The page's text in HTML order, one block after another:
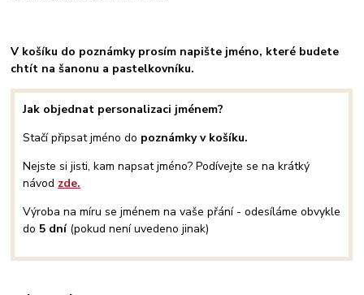
V košíku do poznámky prosím napište jméno, které budete
chtít na šanonu a pastelkovníku.
Jak objednat personalizaci jménem?
Stačí připsat jméno do poznámky v košíku.
Nejste si jisti, kam napsat jméno? Podívejte se na krátký
návod zde.
Výroba na míru se jménem na vaše přání - odesíláme obvykle
do 5 dní (pokud není uvedeno jinak)